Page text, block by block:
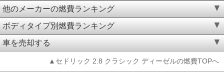
他のメーカーの燃費ランキング
ボディタイプ別燃費ランキング
車を売却する
▲セドリック 2.8 クラシック ディーゼルの燃費TOPへ